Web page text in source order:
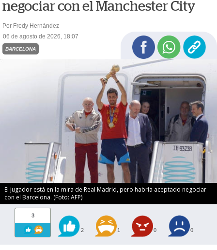
negociar con el Manchester City
Por Fredy Hernández
06 de agosto de 2026, 18:07
BARCELONA
El jugador está en la mira de Real Madrid, pero habría aceptado negociar
con el Barcelona. (Foto: AFP)
3
2 1 0 0